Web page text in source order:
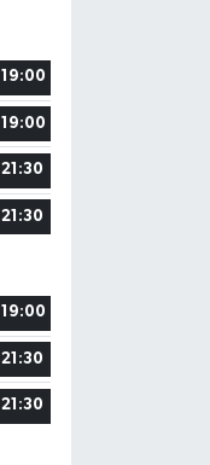
19:00
19:00
21:30
21:30
19:00
21:30
21:30